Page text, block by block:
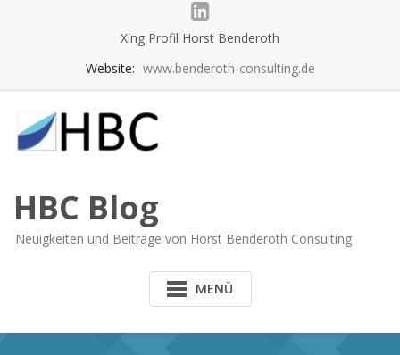
Xing Profil Horst Benderoth
Website: www.benderoth-consulting.de
HBC Blog
Neuigkeiten und Beiträge von Horst Benderoth Consulting
MENÜ